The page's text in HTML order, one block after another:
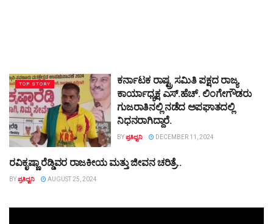
TOP STORY
ಕರ್ನಾಟಕ ರಾಷ್ಟ್ರ ಸಮಿತಿ ಪಕ್ಷದ ರಾಜ್ಯ
ಕಾರ್ಯಾಧ್ಯಕ್ಷ ಎಸ್.ಹೆಚ್. ಲಿಂಗೇಗೌಡರು
ಗುಜರಾತಿನಲ್ಲಿ ನಡೆದ ಅಪಘಾತದಲ್ಲಿ
ನಿಧನರಾಗಿದ್ದಾರೆ.
BYಪ್ರತಿಧ್ವನಿ DECEMBER 11, 2024
TOP STORY
ರವಿಕೃಷ್ಣಾ ರೆಡ್ಡಿವರ ರಾಜಕೀಯ ಮತ್ತು ಜೀವನ ಚರಿತ್ರೆ..
BYಪ್ರತಿಧ್ವನಿ AUGUST 25, 2024